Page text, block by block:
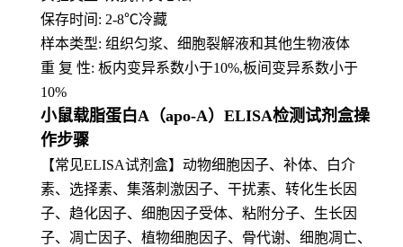
保存时间: 2-8℃冷藏
样本类型: 组织匀浆、细胞裂解液和其他生物液体
重 复 性: 板内变异系数小于10%,板间变异系数小于
10%
小鼠载脂蛋白A（apo-A）ELISA检测试剂盒操
作步骤
【常见ELISA试剂盒】动物细胞因子、补体、白介
素、选择素、集落刺激因子、干扰素、转化生长因
子、趋化因子、细胞因子受体、粘附分子、生长因
子、凋亡因子、植物细胞因子、骨代谢、细胞凋亡、